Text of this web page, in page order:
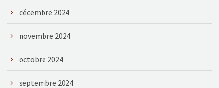
décembre 2024
novembre 2024
octobre 2024
septembre 2024